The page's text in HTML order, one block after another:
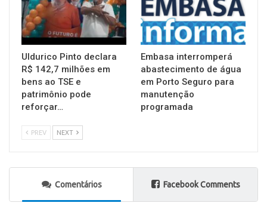
Uldurico Pinto declara
R$ 142,7 milhões em
bens ao TSE e
patrimônio pode
reforçar…
Embasa interromperá
abastecimento de água
em Porto Seguro para
manutenção
programada
PREV NEXT
Comentários Facebook Comments